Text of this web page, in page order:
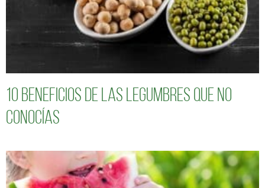
10 Beneficios de las legumbres que no
conocías